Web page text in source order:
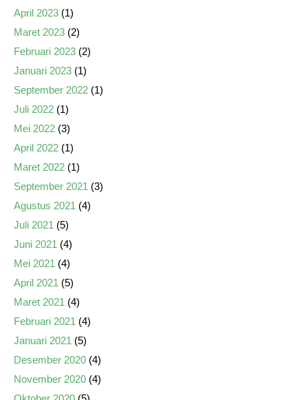
April 2023 (1)
Maret 2023 (2)
Februari 2023 (2)
Januari 2023 (1)
September 2022 (1)
Juli 2022 (1)
Mei 2022 (3)
April 2022 (1)
Maret 2022 (1)
September 2021 (3)
Agustus 2021 (4)
Juli 2021 (5)
Juni 2021 (4)
Mei 2021 (4)
April 2021 (5)
Maret 2021 (4)
Februari 2021 (4)
Januari 2021 (5)
Desember 2020 (4)
November 2020 (4)